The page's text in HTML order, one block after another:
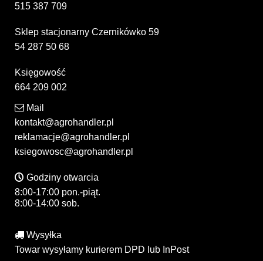
515 387 709
Sklep stacjonarny Czernikówko 59
54 287 50 68
Księgowość
664 209 002
Mail
kontakt@agrohandler.pl
reklamacje@agrohandler.pl
ksiegowosc@agrohandler.pl
Godziny otwarcia
8:00-17:00 pon.-piąt.
8:00-14:00 sob.
Wysyłka
Towar wysyłamy kurierem DPD lub InPost